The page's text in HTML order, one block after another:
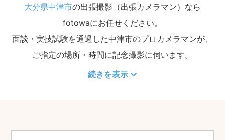
大分県中津市の出張撮影（出張カメラマン）なら
fotowaにお任せください。
面談・実技試験を通過した中津市のプロカメラマンが、
ご指定の場所・時間に記念撮影に伺います。
続きを表示